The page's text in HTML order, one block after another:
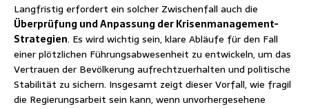
Langfristig erfordert ein solcher Zwischenfall auch die
Überprüfung und Anpassung der Krisenmanagement-
Strategien. Es wird wichtig sein, klare Abläufe für den Fall
einer plötzlichen Führungsabwesenheit zu entwickeln, um das
Vertrauen der Bevölkerung aufrechtzuerhalten und politische
Stabilität zu sichern. Insgesamt zeigt dieser Vorfall, wie fragil
die Regierungsarbeit sein kann, wenn unvorhergesehene